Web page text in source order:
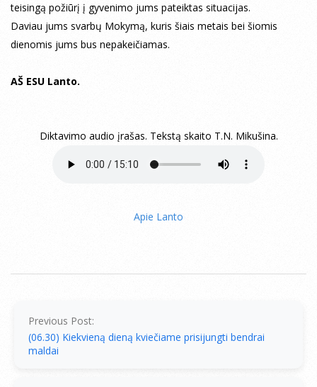
teisingą požiūrį į gyvenimo jums pateiktas situacijas.
Daviau jums svarbų Mokymą, kuris šiais metais bei šiomis
dienomis jums bus nepakeičiamas.
AŠ ESU Lanto.
Diktavimo audio įrašas. Tekstą skaito T.N. Mikušina.
Apie Lanto
Previous Post:
(06.30) Kiekvieną dieną kviečiame prisijungti bendrai
maldai